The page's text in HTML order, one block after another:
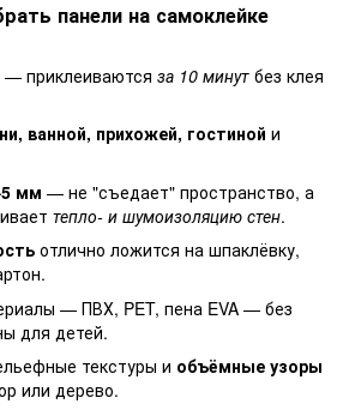
панели на самоклейке
— приклеиваются за 10 минут без клея
ванной, прихожей, гостиной и
мм — не "съедает" пространство, а
тепло- и шумоизоляцию стен.
отлично ложится на шпаклёвку,
— ПВХ, PET, пена EVA — без
для детей.
текстуры и объёмные узоры
или дерево.